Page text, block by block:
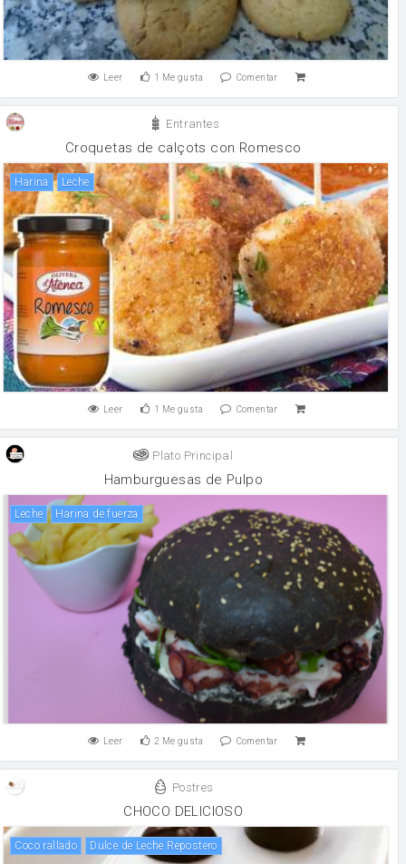
Leer 1 Me gusta Comentar
Entrantes
Croquetas de calçots con Romesco
harina leche
Leer 1 Me gusta Comentar
Plato Principal
Hamburguesas de Pulpo
leche harina de fuerza
Leer 2 Me gusta Comentar
Postres
CHOCO DELICIOSO
Coco rallado Dulce de Leche Repostero